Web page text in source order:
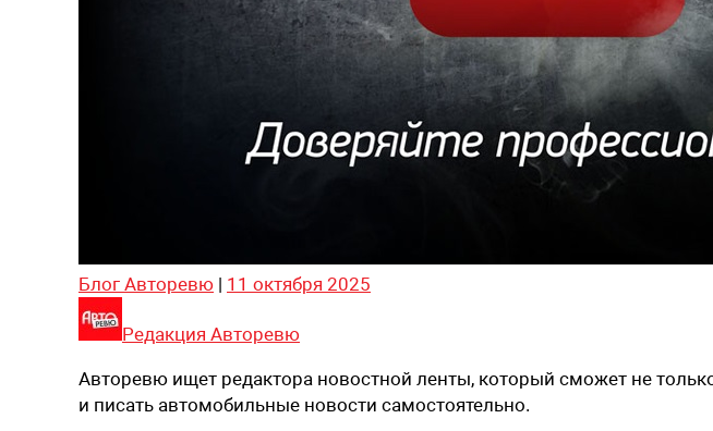
Блог Авторевю | 11 октября 2025
Редакция Авторевю
Авторевю ищет редактора новостной ленты, который сможет не
и писать автомобильные новости самостоятельно.